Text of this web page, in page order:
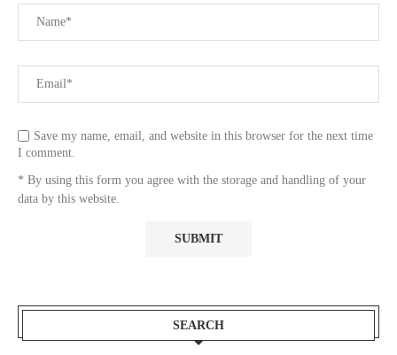
Save my name, email, and website in this browser for the next time
I comment.
* By using this form you agree with the storage and handling of your
data by this website.
SEARCH